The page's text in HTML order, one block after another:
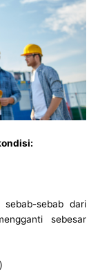
sebab dari
sebesar